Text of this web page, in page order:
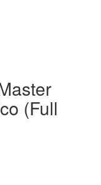
(Full